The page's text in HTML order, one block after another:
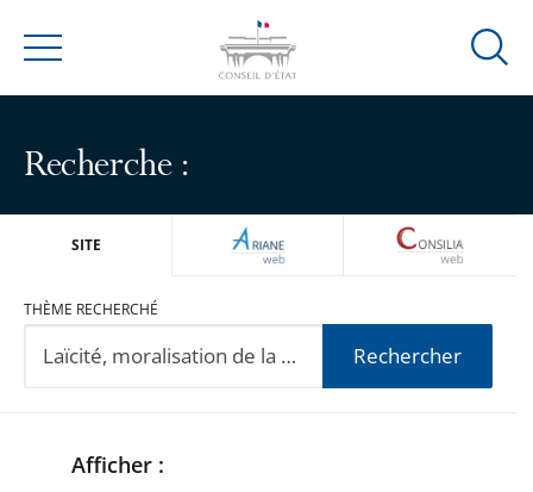
Menu
Ouvrir
Recherche :
SITE ARIANEWEB
THÈME RECHERCHÉ
Rechercher
Passer
PasserAfficher :